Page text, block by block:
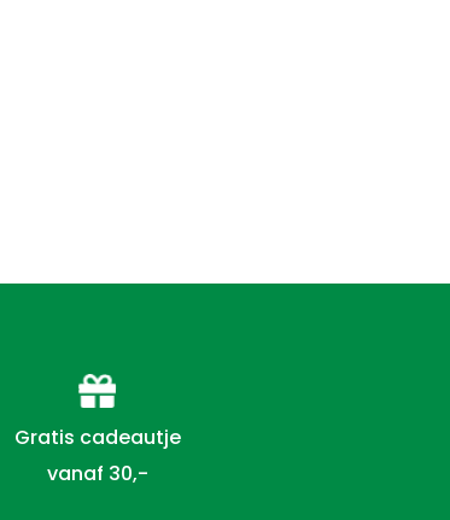
Gratis cadeautje
vanaf 30,-